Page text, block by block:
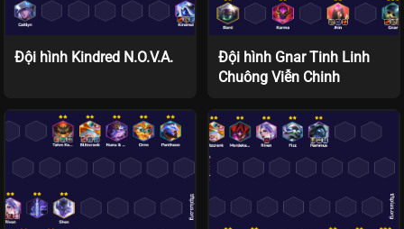
Đội hình Kindred N.O.V.A.
Đội hình Gnar Tinh Linh
Chuông Viễn Chinh